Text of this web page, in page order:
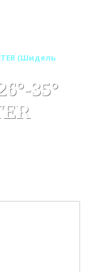
(Шидель
35°